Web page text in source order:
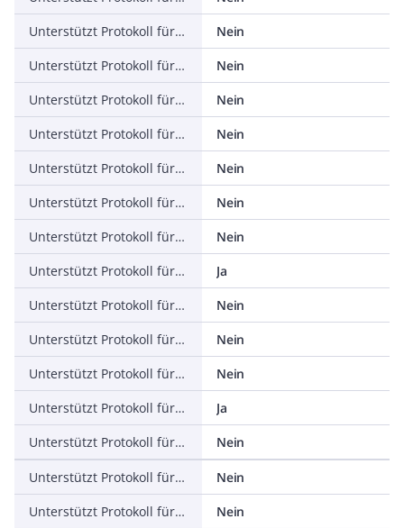
Unterstützt Protokoll für ASI
Nein
Unterstützt Protokoll für KNX
Nein
Unterstützt Protokoll für Modbus
Nein
Unterstützt Protokoll für Data-Highway
Nein
Unterstützt Protokoll für DeviceNet
Nein
Unterstützt Protokoll für SUCONET
Nein
Unterstützt Protokoll für LON
Nein
Unterstützt Protokoll für PROFINET IO
Ja
Unterstützt Protokoll für PROFINET CBA
Nein
Unterstützt Protokoll für SERCOS
Nein
Unterstützt Protokoll für Foundation Fieldbus
Nein
Unterstützt Protokoll für EtherNet/IP
Ja
Unterstützt Protokoll für AS-Interface Safety at Work
Nein
Unterstützt Protokoll für DeviceNet Safety
Nein
Unterstützt Protokoll für INTERBUS-Safety
Nein